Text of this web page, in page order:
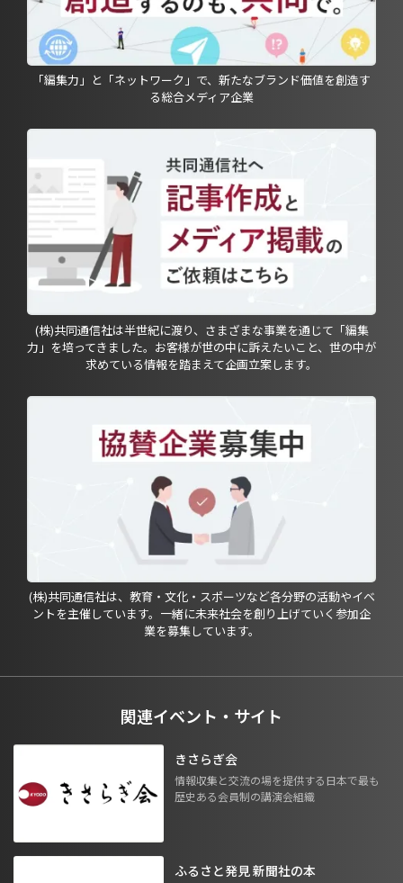
「編集力」と「ネットワーク」で、新たなブランド価値を創造す
る総合メディア企業
(株)共同通信社は半世紀に渡り、さまざまな事業を通じて「編集
力」を培ってきました。お客様が世の中に訴えたいこと、世の中が
求めている情報を踏まえて企画立案します。
(株)共同通信社は、教育・文化・スポーツなど各分野の活動やイベ
ントを主催しています。一緒に未来社会を創り上げていく参加企
業を募集しています。
関連イベント・サイト
きさらぎ会
情報収集と交流の場を提供する日本で最も
歴史ある会員制の講演会組織
ふるさと発見 新聞社の本